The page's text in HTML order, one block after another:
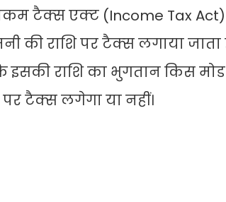
टैक्‍स एक्‍ट (Income Tax Act)
की राशि पर टैक्‍स लगाया
इसकी राशि का भुगतान किस
टैक्‍स लगेगा या नहीं।